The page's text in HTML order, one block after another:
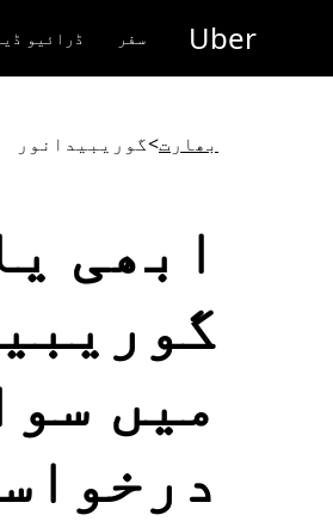
جائیں
Uber سفر ڈرائیو
بھارت>گوریبیدانور
ابھی
میں